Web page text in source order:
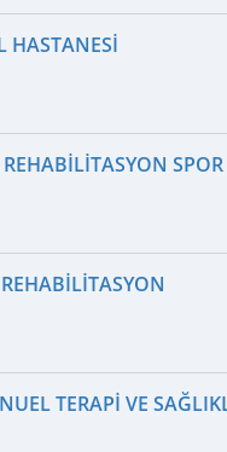
HASTANESI
TERAPI VE